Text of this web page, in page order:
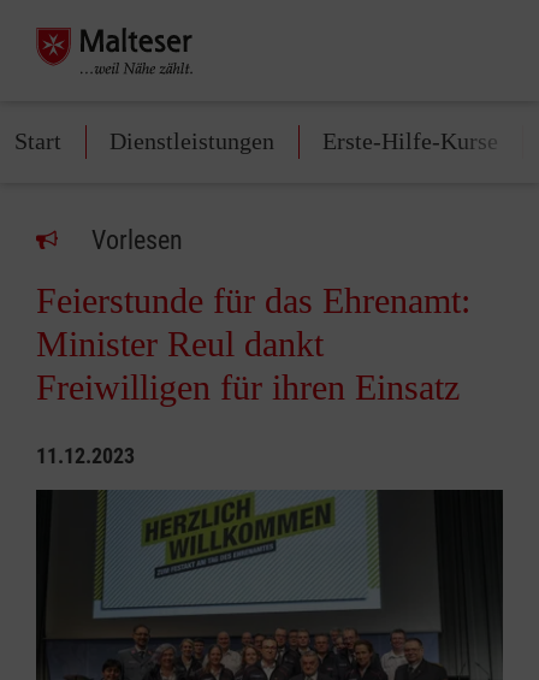
Start Dienstleistungen Erste-Hilfe-Kurse
Vorlesen
Feierstunde für das Ehrenamt:
Minister Reul dankt
Freiwilligen für ihren Einsatz
11.12.2023